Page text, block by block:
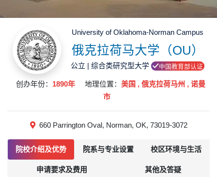
University of Oklahoma-Norman Campus
俄克拉荷马大学（OU）
公立 | 综合类研究型大学 中国教育部认证
创办年份： 1890年 地理位置： 美国 , 俄克拉荷马州 , 诺曼
市
660 Parrington Oval, Norman, OK, 73019-3072
院校介绍及优势 院系与专业设置 校区环境与生活
申请要求及费用 其他及答疑